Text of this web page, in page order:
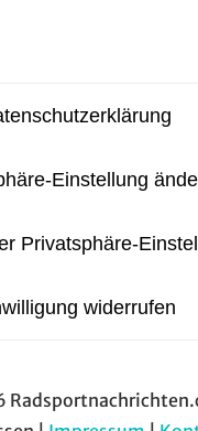
Einstellung
Privatsphäre-
widerrufen